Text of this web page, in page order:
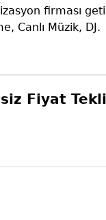
firması
Canlı Müzik, DJ.
Fiyat